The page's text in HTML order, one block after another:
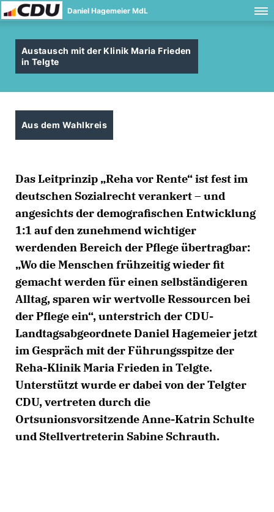
Daniel Hagemeier MdL
Austausch mit der Klinik Maria Frieden
in Telgte
Aus dem Wahlkreis
Das Leitprinzip „Reha vor Rente“ ist fest im
deutschen Sozialrecht verankert – und
angesichts der demografischen Entwicklung
1:1 auf den zunehmend wichtiger
werdenden Bereich der Pflege übertragbar:
Wo die Menschen frühzeitig wieder fit
gemacht werden für einen selbständigeren
Alltag, sparen wir wertvolle Ressourcen bei
der Pflege ein“, unterstrich der CDU-
Landtagsabgeordnete Daniel Hagemeier jetzt
im Gespräch mit der Führungsspitze der
Reha-Klinik Maria Frieden in Telgte.
Unterstützt wurde er dabei von der Telgter
CDU, vertreten durch die
Ortsunionsvorsitzende Anne-Katrin Schulte
und Stellvertreterin Sabine Schrauth.